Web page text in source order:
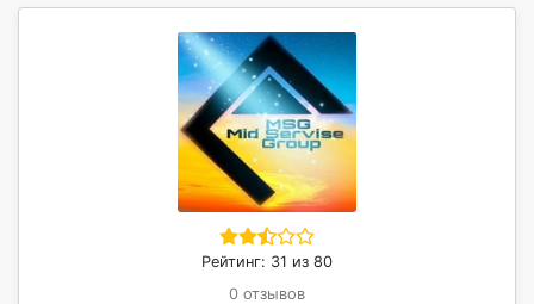
Рейтинг: 31 из 80
0 отзывов